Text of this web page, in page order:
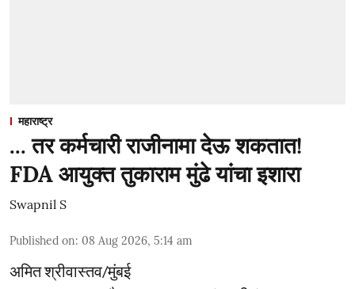
महाराष्ट्र
... तर कर्मचारी राजीनामा देऊ शकतात!
FDA आयुक्त तुकाराम मुंढे यांचा इशारा
Swapnil S
Published on: 08 Aug 2026, 5:14 am
अमित श्रीवास्तव/मुंबई